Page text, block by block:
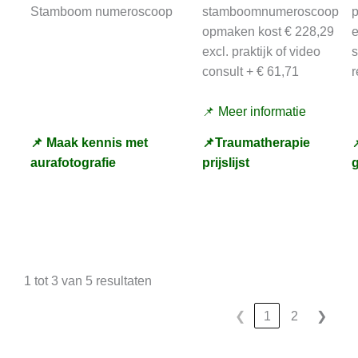
Stamboom numeroscoop
stamboomnumeroscoop
opmaken kost € 228,29
excl. praktijk of video
consult + € 61,71
📌 Meer informatie
📌 Maak kennis met
aurafotografie
📌Traumatherapie
prijslijst
1 tot 3 van 5 resultaten
❮ 1 2 ❯